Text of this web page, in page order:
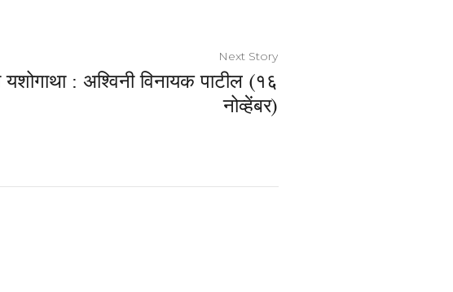
Next Story
: अश्विनी विनायक पाटील (१६
नोव्हेंबर)